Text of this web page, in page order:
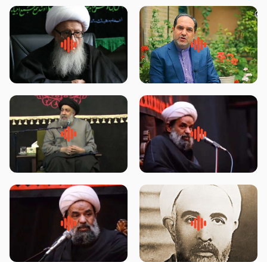
پیامبر صلی الله علیه وآله و سلم
فرمودند وای بر بچه های آخر
زوّار اربعین امام حسین (علیه
السلام) با این اشتیاق به زیارت
روضه جانسوز پاره های جگر امام
حسن مجتبی علیه السلام-حجت
لقب حضرت رقیه سلام الله علیها به
چه معناست – حجت الاسلام علوی
روضه‌ی مجلس یزید ملعون و
اسارت اهل‌بیت علیهم‌السلام –
سلام جوانی که امام حسین علیه
السلام خودش جوابش را دادند